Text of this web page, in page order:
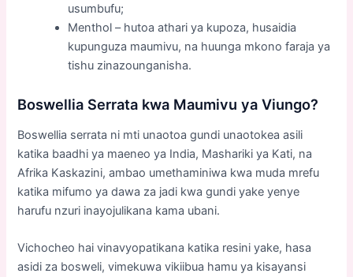
usumbufu;
Menthol – hutoa athari ya kupoza, husaidia
kupunguza maumivu, na huunga mkono faraja ya
tishu zinazounganisha.
Boswellia Serrata kwa Maumivu ya Viungo?
Boswellia serrata ni mti unaotoa gundi unaotokea asili
katika baadhi ya maeneo ya India, Mashariki ya Kati, na
Afrika Kaskazini, ambao umethaminiwa kwa muda mrefu
katika mifumo ya dawa za jadi kwa gundi yake yenye
harufu nzuri inayojulikana kama ubani.
Vichocheo hai vinavyopatikana katika resini yake, hasa
asidi za bosweli, vimekuwa vikiibua hamu ya kisayansi